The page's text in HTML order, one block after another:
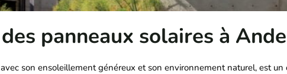
panneaux solaires à
son ensoleillement généreux et son environnement naturel, est